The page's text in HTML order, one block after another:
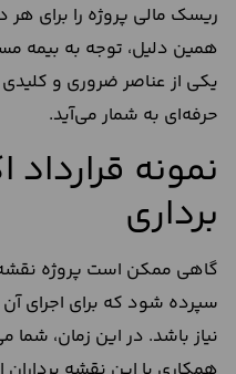
ریسک مالی پروژه را برای
همین دلیل، توجه به بیمه
یکی از عناصر ضروری و
حرفه‌ای به شمار می‌آید.
نمونه
برداری
گاهی ممکن است پروژه نقشه
سپرده شود که برای اجرای
نیاز باشد. در این زمان، شما